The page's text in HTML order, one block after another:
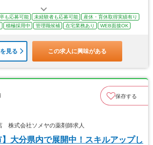
も応募可能 未経験者も応募可能
産休・育休取得実績有り
積極採用中 管理職候補 在宅業務あり WEB面接OK
見る この求人に興味がある
保存する
株式会社ソメヤの薬剤師求人
】大分県内で展開中！スキルアップし